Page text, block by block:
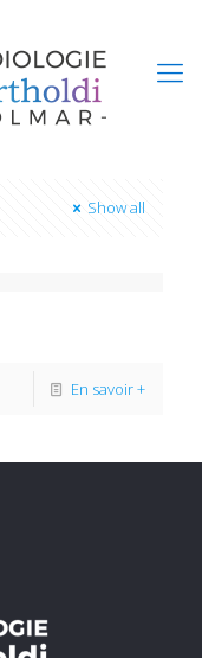
Show all
En savoir +